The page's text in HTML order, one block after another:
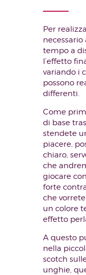
Per
necessario
tempo a
l’effetto
variando i
possono
differenti.
Come
di base
stendete
piacere,
chiaro,
che
giocare
forte
che
un colore
effetto
A questo
nella
scotch
unghie,